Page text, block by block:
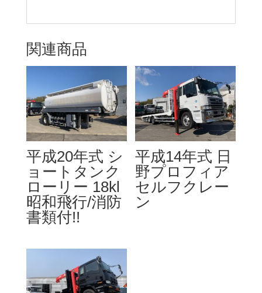
関連商品
平成20年式 シ
ョートタンク
ローリー 18kl
昭和飛行/消防
書類付!!
平成14年式 日
野プロフィア
セルフクレー
ン